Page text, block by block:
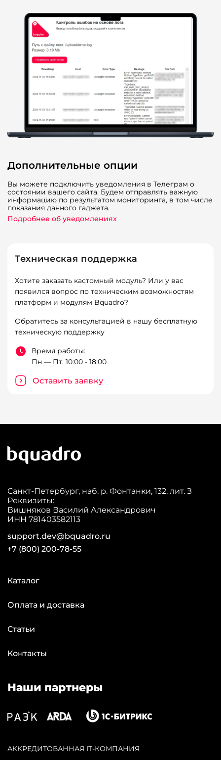
Дополнительные опции
Вы можете подключить уведомления в Телеграм о
состоянии вашего сайта. Будем отправлять важную
информацию по результатом мониторинга, в том числе
показания данного гаджета.
Подробнее об уведомлениях
Техническая поддержка
Хотите заказать кастомный модуль? Или у вас
появился вопрос по техническим возможностям
платформ и модулям Bquadro?
Обратитесь за консультацией в нашу бесплатную
техническую поддержку
Время работы:
Пн — Пт: 10:00 - 18:00
Оставить заявку
Санкт-Петербург, наб. р. Фонтанки, 132, лит. З
Реквизиты:
Вишняков Василий Александрович
ИНН 781403582113
support.dev@bquadro.ru
+7 (800) 200-78-55
Каталог
Оплата и доставка
Статьи
Контакты
Наши партнеры
АККPЕДИТОВАННАЯ IT-КОМПАНИЯ